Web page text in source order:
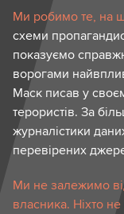
Ми робимо те, на
схеми
показуємо
ворогами
Маск писав у
терористів. За
журналістики
перевірених
Ми не залежимо
власника. Ніхто